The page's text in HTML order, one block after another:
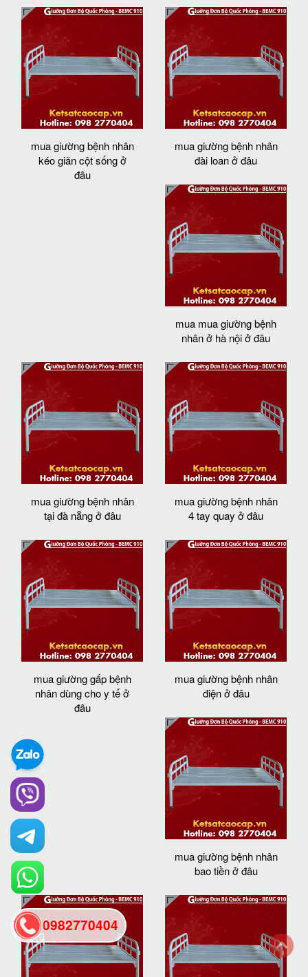
mua giường bệnh nhân
kéo giãn cột sống ở
đâu
mua giường bệnh nhân
đài loan ở đâu
mua mua giường bệnh
nhân ở hà nội ở đâu
mua giường bệnh nhân
tại đà nẵng ở đâu
mua giường bệnh nhân
4 tay quay ở đâu
mua giường gấp bệnh
nhân dùng cho y tế ở
đâu
mua giường bệnh nhân
điện ở đâu
mua giường bệnh nhân
bao tiền ở đâu
0982770404
back